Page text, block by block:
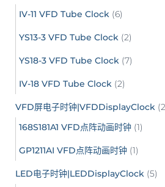
IV-11 VFD Tube Clock (6)
YS13-3 VFD Tube Clock (2)
YS18-3 VFD Tube Clock (7)
IV-18 VFD Tube Clock (2)
VFD屏电子时钟|VFDDisplayClock
168S181A1 VFD点阵动画时钟 (1)
GP1211AI VFD点阵动画时钟 (1)
LED电子时钟|LEDDisplayClock (5)